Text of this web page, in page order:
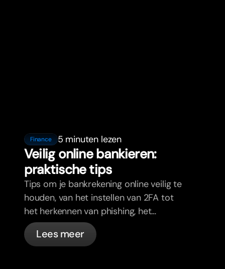
Finance 5 minuten lezen
Veilig online bankieren:
praktische tips
Tips om je bankrekening online veilig te
houden, van het instellen van 2FA tot
het herkennen van phishing, het
beheren van je passen en wat bunq
automatisch voor je regelt.
Lees meer